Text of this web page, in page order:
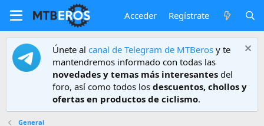
Acceder Regístrate
Únete al canal de Telegram de MTBeros y te
mantendremos informado con todas las
novedades y temas más interesantes del
foro, así como todos los descuentos, chollos y
ofertas en productos de ciclismo.
General